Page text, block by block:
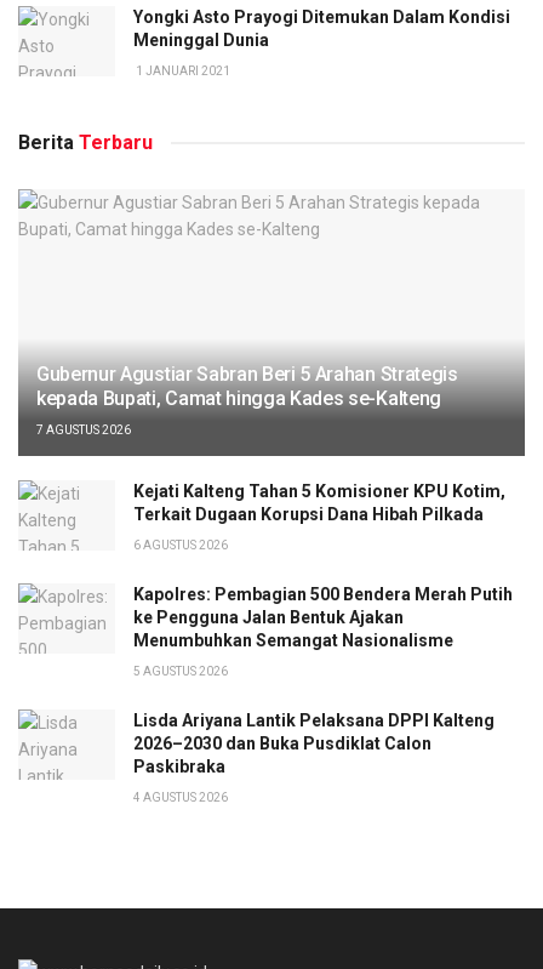
Yongki Asto Prayogi Ditemukan Dalam Kondisi
Meninggal Dunia
1 JANUARI 2021
Berita Terbaru
Gubernur Agustiar Sabran Beri 5 Arahan Strategis
kepada Bupati, Camat hingga Kades se-Kalteng
7 AGUSTUS 2026
Kejati Kalteng Tahan 5 Komisioner KPU Kotim,
Terkait Dugaan Korupsi Dana Hibah Pilkada
6 AGUSTUS 2026
Kapolres: Pembagian 500 Bendera Merah Putih
ke Pengguna Jalan Bentuk Ajakan
Menumbuhkan Semangat Nasionalisme
5 AGUSTUS 2026
Lisda Ariyana Lantik Pelaksana DPPI Kalteng
2026–2030 dan Buka Pusdiklat Calon
Paskibraka
4 AGUSTUS 2026